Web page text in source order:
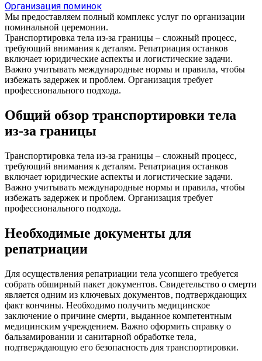
Организация поминок
Мы предоставляем полный комплекс услуг по организации
поминальной церемонии.
Транспортировка тела из-за границы – сложный процесс‚
требующий внимания к деталям. Репатриация останков
включает юридические аспекты и логистические задачи.
Важно учитывать международные нормы и правила‚ чтобы
избежать задержек и проблем. Организация требует
профессионального подхода.
Общий обзор транспортировки тела
из-за границы
Транспортировка тела из-за границы – сложный процесс‚
требующий внимания к деталям. Репатриация останков
включает юридические аспекты и логистические задачи.
Важно учитывать международные нормы и правила‚ чтобы
избежать задержек и проблем. Организация требует
профессионального подхода.
Необходимые документы для
репатриации
Для осуществления репатриации тела усопшего требуется
собрать обширный пакет документов. Свидетельство о смерти
является одним из ключевых документов‚ подтверждающих
факт кончины. Необходимо получить медицинское
заключение о причине смерти‚ выданное компетентным
медицинским учреждением. Важно оформить справку о
бальзамировании и санитарной обработке тела‚
подтверждающую его безопасность для транспортировки.